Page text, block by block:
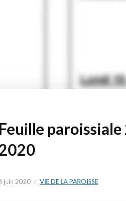
Feuille
juin 2020 VIE DE LA PAROISSE